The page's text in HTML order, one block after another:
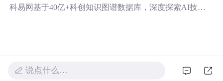
智能化发展。
科易网基于40亿+科创知识图谱数据库，深度探索AI技术
说点什么…